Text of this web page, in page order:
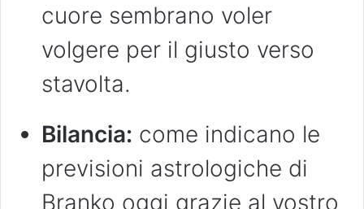
cuore sembrano voler
volgere per il giusto verso
stavolta.
Bilancia: come indicano le
previsioni astrologiche di
Branko oggi grazie al vostro